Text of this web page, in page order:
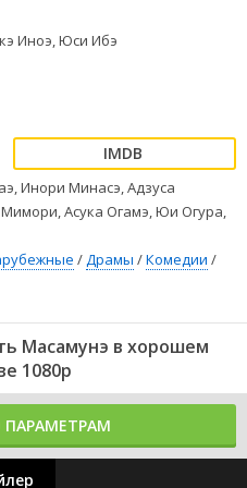
не совсем так, как
Иноэ, Юси Ибэ
Инори Минасэ, Адзуса
Асука Огамэ, Юи Огура,
/Драмы /Комедии /
Масамунэ в хорошем
1080p